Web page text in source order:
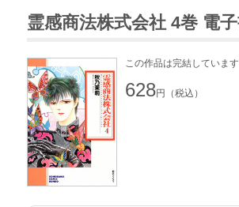
霊感商法株式会社 4巻 電
この作品は完結していま
628円（税込）